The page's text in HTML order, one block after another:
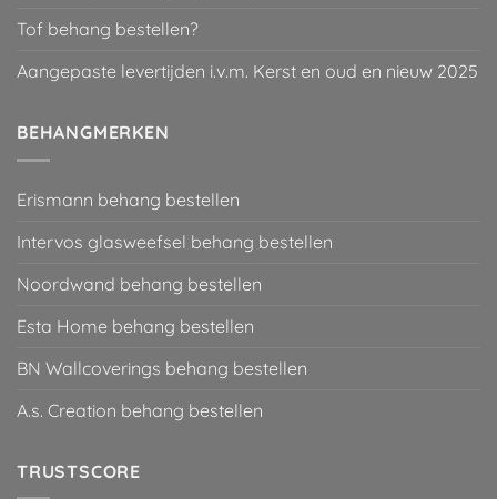
Tof behang bestellen?
Aangepaste levertijden i.v.m. Kerst en oud en nieuw 2025
BEHANGMERKEN
Erismann behang bestellen
Intervos glasweefsel behang bestellen
Noordwand behang bestellen
Esta Home behang bestellen
BN Wallcoverings behang bestellen
A.s. Creation behang bestellen
TRUSTSCORE